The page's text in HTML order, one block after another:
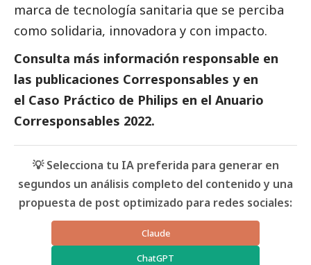
marca de tecnología sanitaria que se perciba
como solidaria, innovadora y con impacto.
Consulta más información responsable en
las publicaciones Corresponsables y en
el Caso Práctico de Philips en el Anuario
Corresponsables 2022.
💡 Selecciona tu IA preferida para generar en
segundos un análisis completo del contenido y una
propuesta de post optimizado para redes sociales:
Claude
ChatGPT